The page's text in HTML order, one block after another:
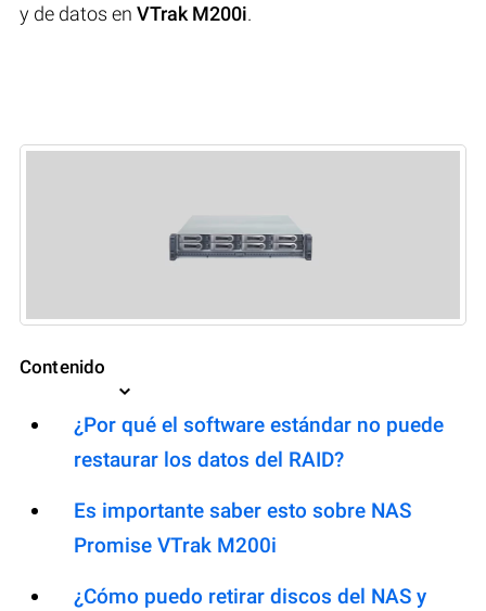
y de datos en VTrak M200i.
Contenido
¿Por qué el software estándar no puede
restaurar los datos del RAID?
Es importante saber esto sobre NAS
Promise VTrak M200i
¿Cómo puedo retirar discos del NAS y